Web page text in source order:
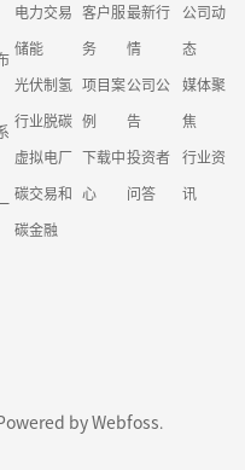
电力交易
储能
光伏制氢
行业脱碳
虚拟电厂
碳交易和
碳金融
客户服
务
项目案
例
下载中
心
最新行
情
公司公
告
投资者
问答
公司动
态
媒体聚
焦
行业资
讯
by Webfoss.